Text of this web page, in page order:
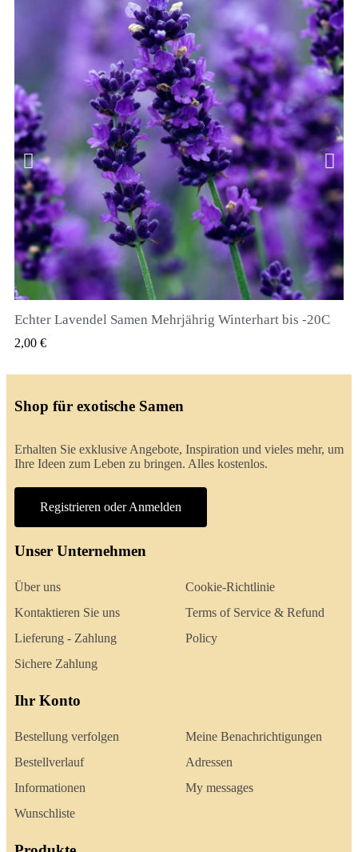
QUICK VIEW
Echter Lavendel Samen Mehrjährig Winterhart bis -20C
2,00 €
Shop für exotische Samen
Erhalten Sie exklusive Angebote, Inspiration und vieles mehr, um
Ihre Ideen zum Leben zu bringen. Alles kostenlos.
Registrieren oder Anmelden
Unser Unternehmen
Über uns
Kontaktieren Sie uns
Lieferung - Zahlung
Sichere Zahlung
Cookie-Richtlinie
Terms of Service & Refund
Policy
Ihr Konto
Bestellung verfolgen
Bestellverlauf
Informationen
Wunschliste
Meine Benachrichtigungen
Adressen
My messages